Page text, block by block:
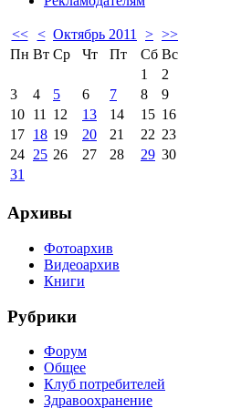
<< < Октябрь 2011 > >>
Пн Вт Ср Чт Пт Сб Вс
1
2
3
4 5 6 7 8
9
10 11 12 13 14 15 16
17 18 19 20 21 22 23
24 25 26 27 28 29 30
31
Архивы
Фотоархив
Видеоархив
Книги
Рубрики
Форум
Общее
Клуб потребителей
Здравоохранение